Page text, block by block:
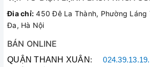
phù hợp với gia đình có trẻ em.
Đia chỉ: 450 Đê La Thành, Phường Láng
Đa, Hà Nội
BÁN ONLINE
QUẬN THANH XUÂN :